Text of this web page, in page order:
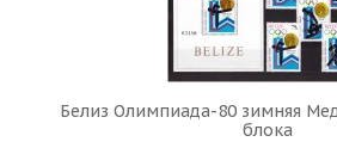
Белиз Олимпиада-80 зимняя
блока